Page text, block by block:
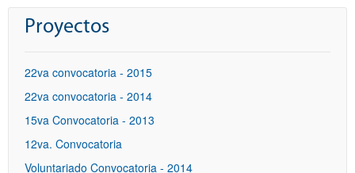
Proyectos
22va convocatoria - 2015
22va convocatoria - 2014
15va Convocatoria - 2013
12va. Convocatoria
Voluntariado Convocatoria - 2014